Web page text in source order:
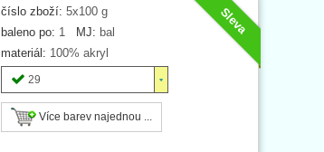
Sleva
číslo zboží: 5x100 g
baleno po: 1 MJ: bal
materiál: 100% akryl
29
Více barev najednou ...